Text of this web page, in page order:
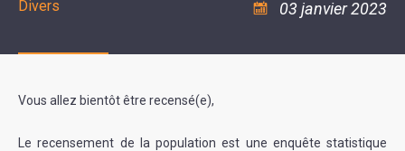
RISQUES
SANTÉ/COMMERCES/ARTISANS
HALTE
À
Divers 03 janvier 2023
Vous allez bientôt être recensé(e),
Le recensement de la population est une enquête statistique